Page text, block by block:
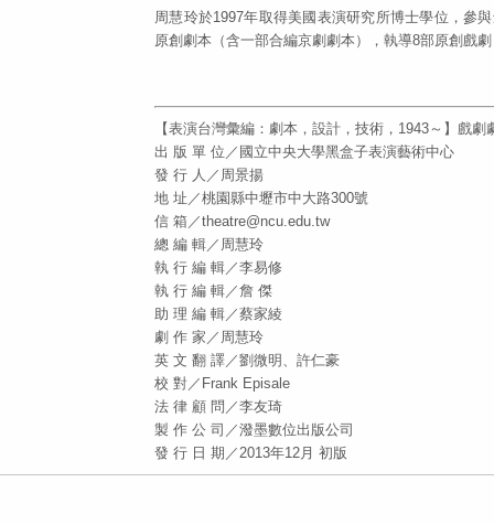
周慧玲於1997年取得美國表演研究所博士學位，參
原創劇本（含一部合編京劇劇本），執導8部原創戲
【表演台灣彙編：劇本，設計，技術，1943～】戲
出 版 單 位／國立中央大學黑盒子表演藝術中心
發 行 人／周景揚
地 址 ／桃園縣中壢市中大路300號
信 箱／theatre@ncu.edu.tw
總 編 輯／周慧玲
執 行 編 輯／李易修
執 行 編 輯／詹 傑
助 理 編 輯／蔡家綾
劇 作 家／周慧玲
英 文 翻 譯／劉微明、許仁豪
校 對／Frank Episale
法 律 顧 問／李友琦
製 作 公 司／潑墨數位出版公司
發 行 日 期／2013年12月 初版